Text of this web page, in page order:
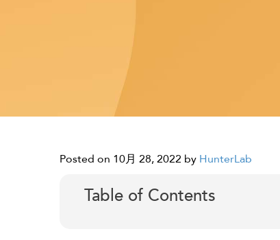
Posted on 10月 28, 2022 by HunterLab
Table of Contents